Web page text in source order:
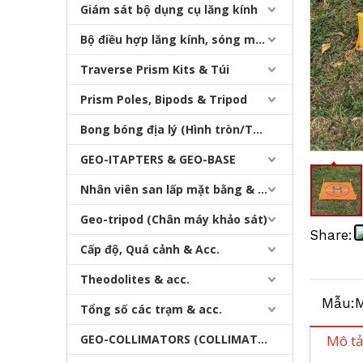
Giám sát bộ dụng cụ lăng kính
Bộ điều hợp lăng kính, sóng mang & bộ nhớ
Traverse Prism Kits & Túi
Prism Poles, Bipods & Tripod
Bong bóng địa lý (Hình tròn/Tấm/Thanh)
GEO-ITAPTERS & GEO-BASE
Nhân viên san lấp mặt bằng & Bipod
Geo-tripod (Chân máy khảo sát)
Cấp độ, Quá cảnh & Acc.
Theodolites & acc.
Tổng số các trạm & acc.
GEO-COLLIMATORS (COLLIMATORS khảo sát)
DRONE PAD (DIA. 800mm)
Share:
Mẫu:
Mô